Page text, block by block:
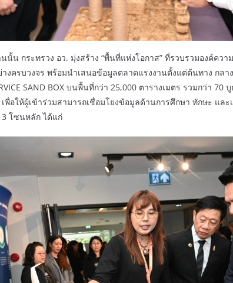
นั้น กระทรวง อว. มุ่งสร้าง “พื้นที่แห่งโอกาส” ที่รวบรวมองค์คว
งครบวงจร พร้อมนำเสนอข้อมูลตลาดแรงงานตั้งแต่ต้นทาง กลา
SAND BOX บนพื้นที่กว่า 25,000 ตารางเมตร รวมกว่า
อให้ผู้เข้าร่วมสามารถเชื่อมโยงข้อมูลด้านการศึกษา ทักษะ และ
3 โซนหลัก ได้แก่